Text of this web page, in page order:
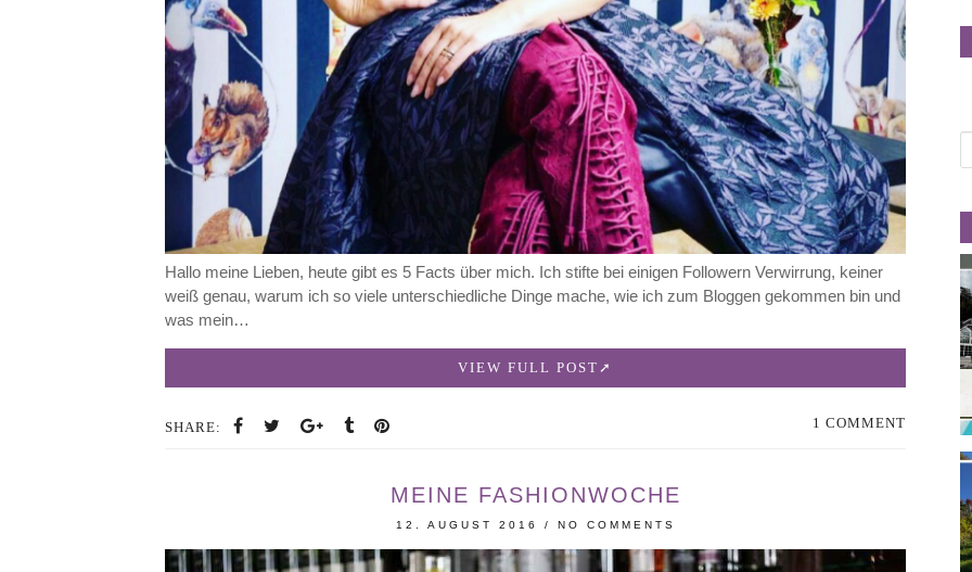
Hallo meine Lieben, heute gibt es 5 Facts über mich. Ich stifte bei einigen Followern Verwirrung, keiner
weiß genau, warum ich so viele unterschiedliche Dinge mache, wie ich zum Bloggen gekommen bin und
was mein…
VIEW FULL POST
SHARE: 1 COMMENT
MEINE FASHIONWOCHE
12. AUGUST 2016 / NO COMMENTS